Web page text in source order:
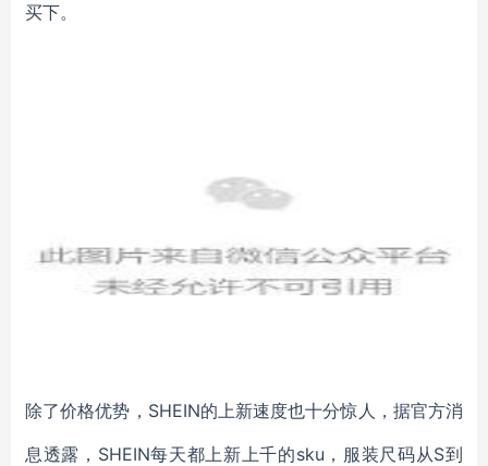
买下。
除了价格优势， SHEIN的上新速度也十分惊人，据官方消
息透露，SHEIN每天都上新上千的sku，服装尺码从S到